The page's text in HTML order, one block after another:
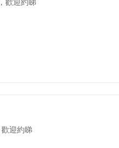
歡迎約睇
迎約睇